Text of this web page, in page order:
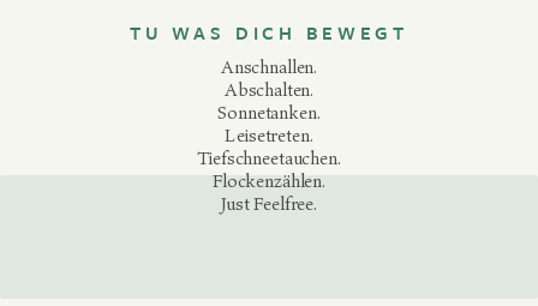
KulinarikTU WAS DICH BEWEGT
Anschnallen.
Abschalten.
Sonnetanken.
Leisetreten.
Tiefschneetauchen.
Flockenzählen.
Just Feelfree.
nur Anreise nur Abreise
verfügbar
keine An- & Abreise
nicht verfügbar
JETZT BUCHEN